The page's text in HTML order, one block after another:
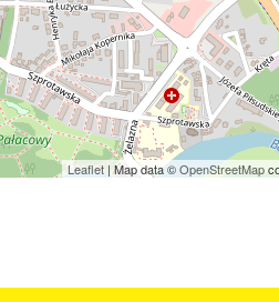
Leaflet| Map data ©OpenStreetMap